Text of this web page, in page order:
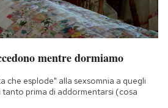
mentre dormiamo
che esplode" alla sexsomnia a quegli
prima di addormentarsi (cosa